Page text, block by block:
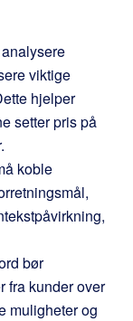
viktige
hjelper
setter pris på
koble
bør
fra kunder over
muligheter og